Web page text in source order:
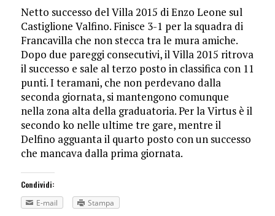
Netto successo del Villa 2015 di Enzo Leone sul
Castiglione Valfino. Finisce 3-1 per la squadra di
Francavilla che non stecca tra le mura amiche.
Dopo due pareggi consecutivi, il Villa 2015 ritrova
il successo e sale al terzo posto in classifica con 11
punti. I teramani, che non perdevano dalla
seconda giornata, si mantengono comunque
nella zona alta della graduatoria. Per la Virtus è il
secondo ko nelle ultime tre gare, mentre il
Delfino agguanta il quarto posto con un successo
che mancava dalla prima giornata.
Condividi:
E-mail
Stampa